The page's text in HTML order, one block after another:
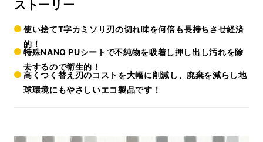
ストーリー
使い捨てT字カミソリ刃の切れ味を何倍も長持ちさせ経済
的！
特殊NANO PUシートで不純物を吸着し押し出し汚れを除
去するので衛生的！
高くつく替え刃のコストを大幅に削減し、廃棄を減らし地
球環境にもやさしいエコ製品です！